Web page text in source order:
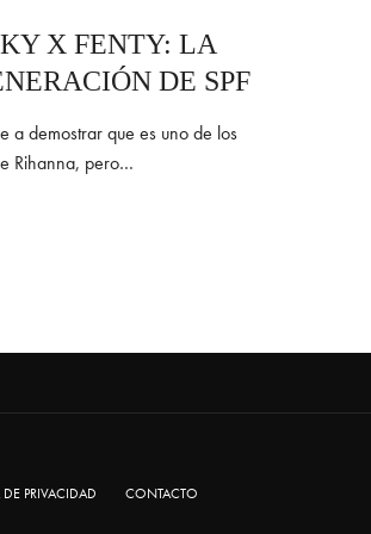
X FENTY: LA
DE SPF
a demostrar que es uno de los
Rihanna, pero…
DE PRIVACIDAD CONTACTO